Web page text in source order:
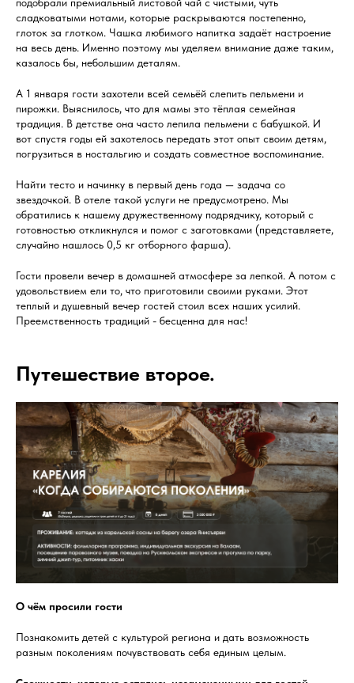
сладковатыми нотами, которые раскрываются постепенно,
глоток за глотком. Чашка любимого напитка задаёт настроение
на весь день. Именно поэтому мы уделяем внимание даже таким,
казалось бы, небольшим деталям.
А 1 января гости захотели всей семьёй слепить пельмени и
пирожки. Выяснилось, что для мамы это тёплая семейная
традиция. В детстве она часто лепила пельмени с бабушкой. И
вот спустя годы ей захотелось передать этот опыт своим детям,
погрузиться в ностальгию и создать совместное воспоминание.
Найти тесто и начинку в первый день года — задача со
звездочкой. В отеле такой услуги не предусмотрено. Мы
обратились к нашему дружественному подрядчику, который с
готовностью откликнулся и помог с заготовками (представляете,
случайно нашлось 0,5 кг отборного фарша).
Гости провели вечер в домашней атмосфере за лепкой. А потом с
удовольствием ели то, что приготовили своими руками. Этот
теплый и душевный вечер гостей стоил всех наших усилий.
Преемственность традиций - бесценна для нас!
Путешествие второе.
О чём просили гости
Познакомить детей с культурой региона и дать возможность
разным поколениям почувствовать себя единым целым.